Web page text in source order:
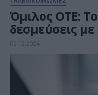
Όμιλος ΟΤΕ:
δεσμεύσεις με
02.12.2024